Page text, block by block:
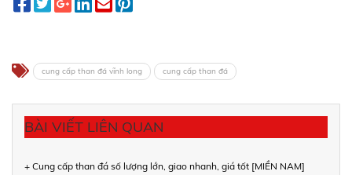
cung cấp than đá vĩnh long cung cấp than đá
BÀI VIẾT LIÊN QUAN
+ Cung cấp than đá số lượng lớn, giao nhanh, giá tốt [MIỀN NAM]